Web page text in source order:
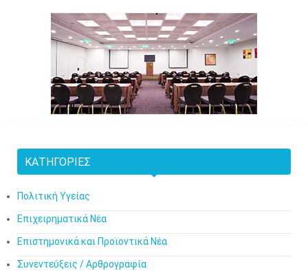
ΚΑΤΗΓΟΡΊΕΣ
Πολιτική Υγείας
Επιχειρηματικά Νέα
Επιστημονικά και Προϊοντικά Νέα
Συνεντεύξεις / Αρθρογραφία